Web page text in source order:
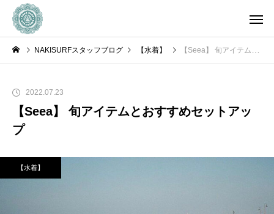
NAKISURFスタッフブログ 【水着】 【Seea】 旬アイテムとおすすめセットアップ
2022.07.23
【Seea】 旬アイテムとおすすめセットアッ
プ
【水着】